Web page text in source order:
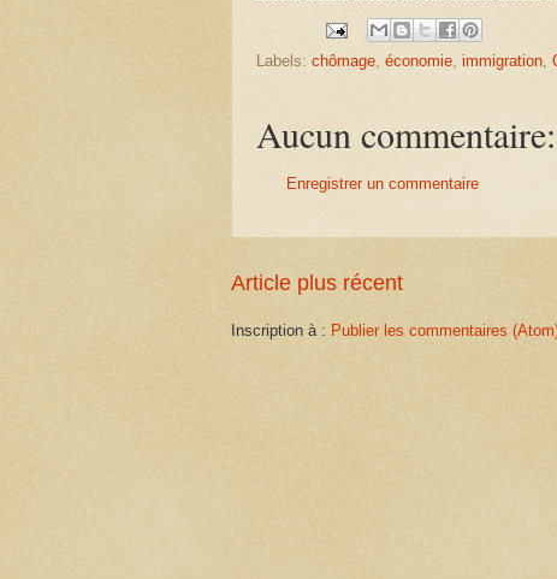
Labels: chômage, économie, immigration,
Aucun commentaire:
Enregistrer un commentaire
Article plus récent
Inscription à : Publier les commentaires